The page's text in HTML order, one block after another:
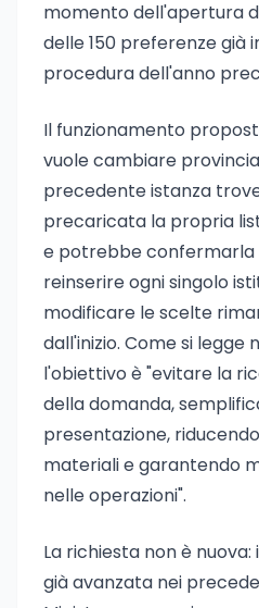
momento dell'apertura
delle 150 preferenze già
procedura dell'anno
Il funzionamento
vuole cambiare
precedente istanza
precaricata la propria
e potrebbe confermarla
reinserire ogni singolo
modificare le scelte
dall'inizio. Come si legge
l'obiettivo è "evitare la
della domanda,
presentazione,
materiali e garantendo
nelle operazioni".
La richiesta non è
già avanzata nei